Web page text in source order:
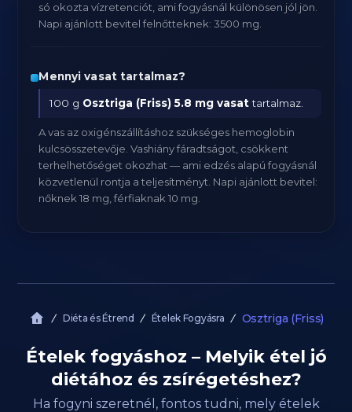
só okozta vízretenciót, ami fogyásnál különösen jól jön.
Napi ajánlott bevitel felnőtteknek: 3500 mg.
Mennyi vasat tartalmaz?
100 g Osztriga (Friss) 5.8 mg vasattartalmaz.
A vas az oxigénszállításhoz szükséges hemoglobin
kulcsösszetevője. Vashiány fáradtságot, csökkent
terhelhetőséget okozhat — ami edzés alapú fogyásnál
közvetlenül rontja a teljesítményt. Napi ajánlott bevitel:
nőknek 18 mg, férfiaknak 10 mg.
Diéta és Étrend Ételek Fogyásra Osztriga (Friss)
Ételek fogyáshoz – Melyik étel jó
diétához és zsírégetéshez?
Ha fogyni szeretnél, fontos tudni, mely ételek